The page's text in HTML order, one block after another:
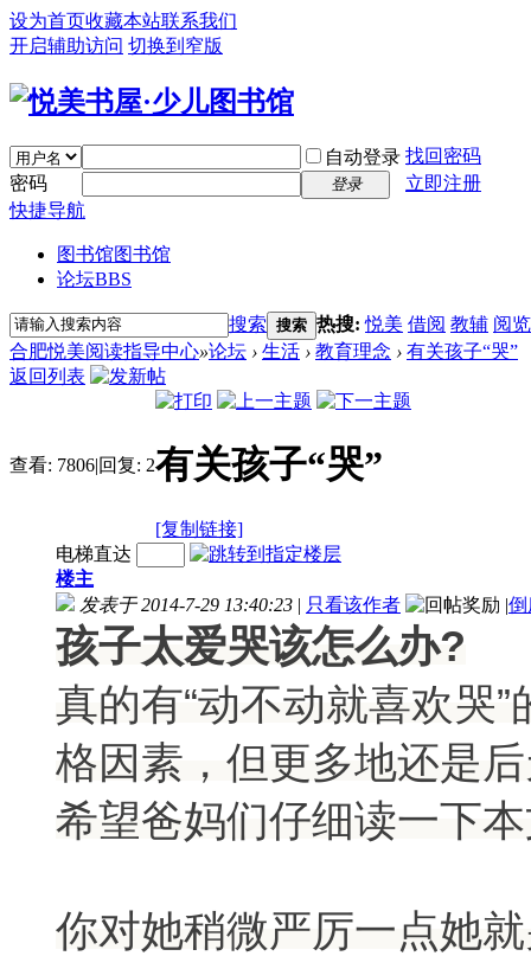
设为首页收藏本站联系我们
开启辅助访问 切换到窄版
自动登录 找回密码
密码
登录
立即注册
快捷导航
图书馆图书馆
论坛BBS
搜索 搜索 热搜:悦美 借阅 教辅 阅览
合肥悦美阅读指导中心»论坛 › 生活 › 教育理念 › 有关孩子“哭”
返回列表
查看: 7806|回复: 2有关孩子“哭”
[复制链接]
电梯直达
楼主
发表于 2014-7-29 13:40:23 | 只看该作者 |倒
孩子太爱哭该怎么办?
真的有“动不动就喜欢哭
格因素，但更多地还是
希望爸妈们仔细读一下
你对她稍微严厉一点她